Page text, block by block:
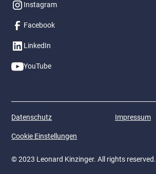
Instagram
Facebook
LinkedIn
YouTube
© 2023 Leonard Kinzinger. All rights reserved.
Datenschutz Impressum
Cookie Einstellungen